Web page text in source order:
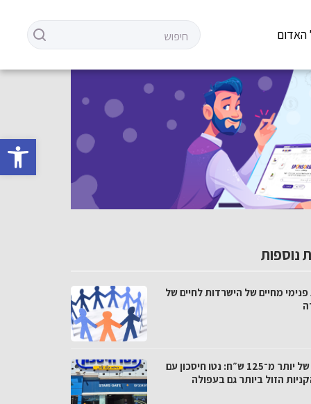
פתח
האדום
נוספות
מחיים של הישרדות לחיים של
פער של יותר מ־125 ש״ח: נטו חיסכון עם
הזול ביותר גם בעפולה